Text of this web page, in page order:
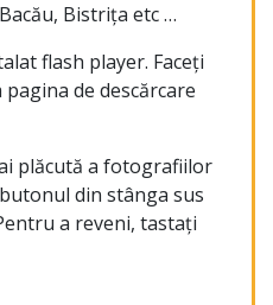
Bistrița etc …
flash player. Faceți
pagina de descărcare
plăcută a fotografiilor
din stânga sus
a reveni, tastați